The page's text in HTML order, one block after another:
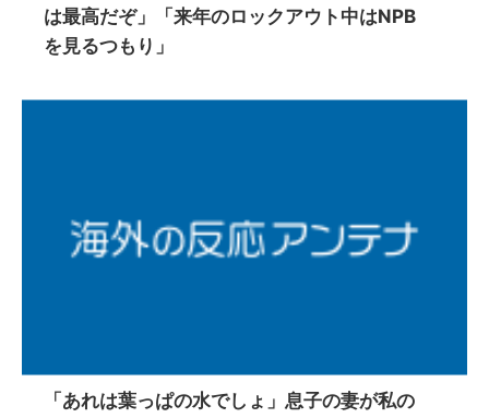
は最高だぞ」「来年のロックアウト中はNPB
を見るつもり」
「あれは葉っぱの水でしょ」息子の妻が私の